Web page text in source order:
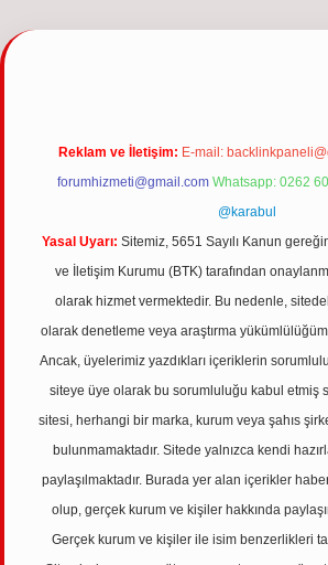
giriş
Reklam ve İletişim: E-mail:
forumhizmeti@gmail.com Whatsapp: 0262
@karabul
Yasal Uyarı: Sitemiz, 5651 Sayılı Kanun
ve İletişim Kurumu (BTK) tarafından
olarak hizmet vermektedir. Bu nedenle,
olarak denetleme veya araştırma
Ancak, üyelerimiz yazdıkları içeriklerin
siteye üye olarak bu sorumluluğu kabul etmiş
sitesi, herhangi bir marka, kurum veya şahıs
bulunmamaktadır. Sitede yalnızca kendi
paylaşılmaktadır. Burada yer alan içerikler
olup, gerçek kurum ve kişiler hakkında
Gerçek kurum ve kişiler ile isim benzerlikleri